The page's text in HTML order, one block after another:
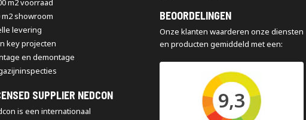
m2 voorraad
m2 showroom
levering
key projecten
en demontage
SUPPLIER NEDCON
is een internationaal
BEOORDELINGEN
Onze klanten waarderen onze diensten
en producten gemiddeld met een:
9,3